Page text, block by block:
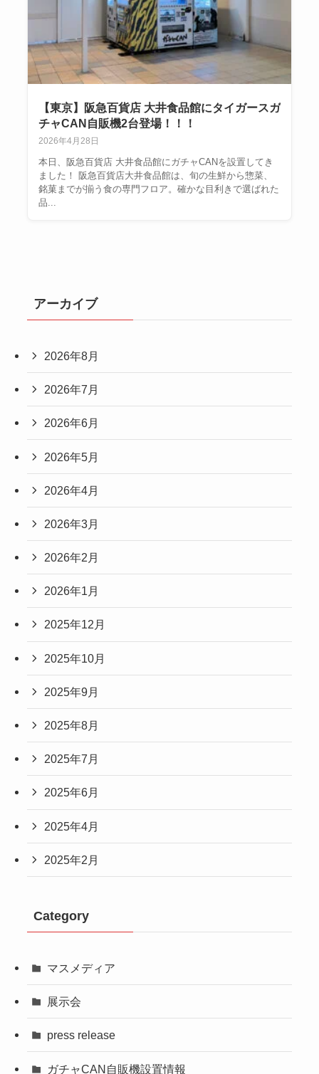
【東京】阪急百貨店 大井食品館にタイガースガ
チャCAN自販機2台登場！！！
2026年4月28日
本日、阪急百貨店 大井食品館にガチャCANを設置してき
ました！ 阪急百貨店大井食品館は、旬の生鮮から惣菜、
銘菓までが揃う食の専門フロア。確かな目利きで選ばれた
品...
アーカイブ
2026年8月
2026年7月
2026年6月
2026年5月
2026年4月
2026年3月
2026年2月
2026年1月
2025年12月
2025年10月
2025年9月
2025年8月
2025年7月
2025年6月
2025年4月
2025年2月
Category
マスメディア
展示会
press release
ガチャCAN自販機設置情報